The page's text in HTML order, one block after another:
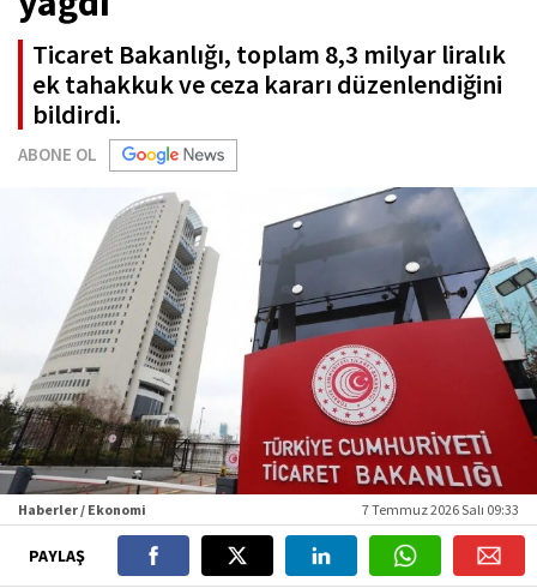
Ticaret Bakanlığı, toplam 8,3 milyar liralık
ek tahakkuk ve ceza kararı düzenlendiğini
bildirdi.
ABONE OL
Haberler / Ekonomi 7 Temmuz 2026 Salı 09:33
PAYLAŞ